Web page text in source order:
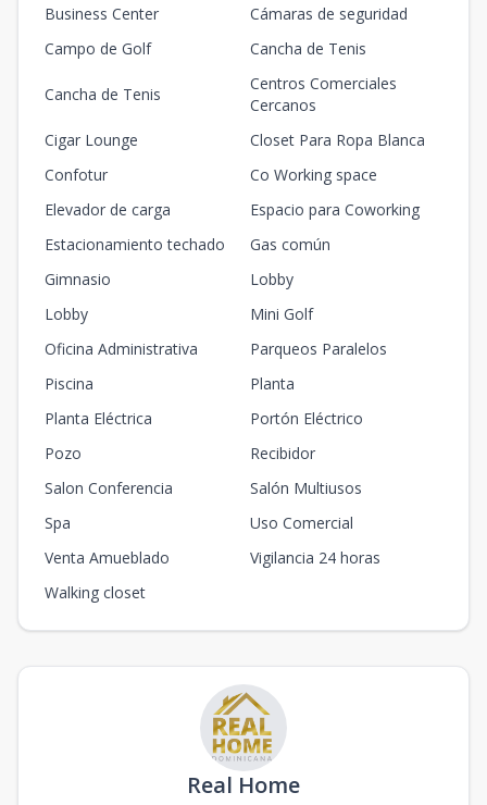
Business Center
Cámaras de seguridad
Campo de Golf
Cancha de Tenis
Cancha de Tenis
Centros Comerciales
Cercanos
Cigar Lounge
Closet Para Ropa Blanca
Confotur
Co Working space
Elevador de carga
Espacio para Coworking
Estacionamiento techado
Gas común
Gimnasio
Lobby
Lobby
Mini Golf
Oficina Administrativa
Parqueos Paralelos
Piscina
Planta
Planta Eléctrica
Portón Eléctrico
Pozo
Recibidor
Salon Conferencia
Salón Multiusos
Spa
Uso Comercial
Venta Amueblado
Vigilancia 24 horas
Walking closet
Real Home